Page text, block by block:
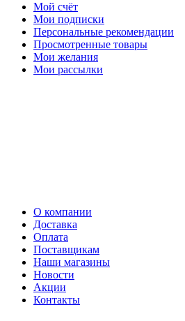
Мой счёт
Мои подписки
Персональные рекомендации
Просмотренные товары
Мои желания
Мои рассылки
О компании
Доставка
Оплата
Поставщикам
Наши магазины
Новости
Акции
Контакты